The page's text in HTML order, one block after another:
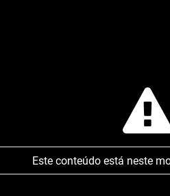
Este conteúdo está neste